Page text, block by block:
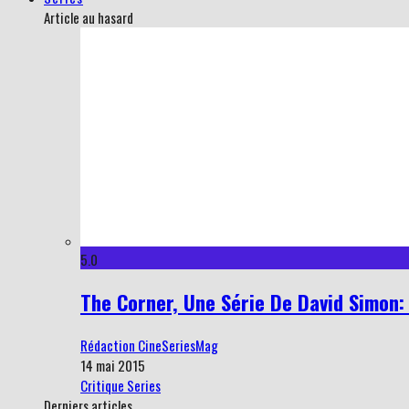
Article au hasard
5.0
The Corner, Une Série De David
Rédaction CineSeriesMag
14 mai 2015
Critique Series